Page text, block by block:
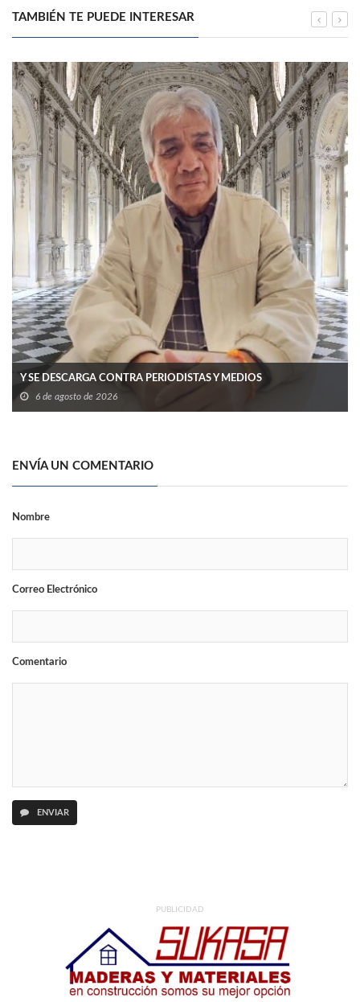
TAMBIÉN TE PUEDE INTERESAR
Y SE DESCARGA CONTRA PERIODISTAS Y MEDIOS
6 de agosto de 2026
ENVÍA UN COMENTARIO
Nombre
Correo Electrónico
Comentario
ENVIAR
PUBLICIDAD